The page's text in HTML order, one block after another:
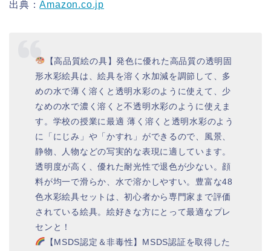
出典：Amazon.co.jp
【高品質絵の具】発色に優れた高品質の透明固
形水彩絵具は、絵具を溶く水加減を調節して、多
めの水で薄く溶くと透明水彩のように使えて、少
なめの水で濃く溶くと不透明水彩のように使えま
す。学校の授業に最適 薄く溶くと透明水彩のよう
に「にじみ」や「かすれ」ができるので、風景、
静物、人物などの写実的な表現に適しています。
透明度が高く、優れた耐光性で退色が少ない。顔
料が均一で滑らか、水で溶かしやすい。豊富な48
色水彩絵具セットは、初心者から専門家まで評価
されている絵具。絵好きな方にとって最適なプレ
センと！
【MSDS認定＆非毒性】MSDS認証を取得した